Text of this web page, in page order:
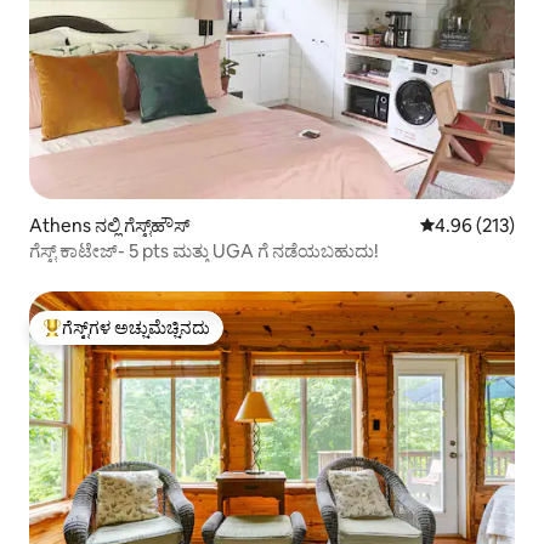
Athens ನಲ್ಲಿ ಗೆಸ್ಟ್‌ಹೌಸ್ 5 ರಲ್ಲಿ 4.96
4.96 (213)
ಗೆಸ್ಟ್ ಕಾಟೇಜ್- 5 pts ಮತ್ತು UGA ಗೆ ನಡೆಯಬಹುದು!
ಗೆಸ್ಟ್‌ಗಳಿಗೆ ಅತಿ ಹೆಚ್ಚು ಅಚ್ಚುಮೆಚ್ಚಿನದು
ಗೆಸ್ಟ್‌ಗಳ ಅಚ್ಚುಮೆಚ್ಚಿನದು